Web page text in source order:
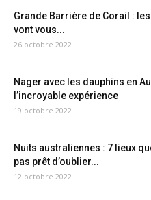
Grande Barrière de Corail :
vont vous...
26 octobre 2022
Nager avec les dauphins en
l’incroyable expérience
19 octobre 2022
Nuits australiennes : 7 lieux
pas prêt d’oublier...
12 octobre 2022